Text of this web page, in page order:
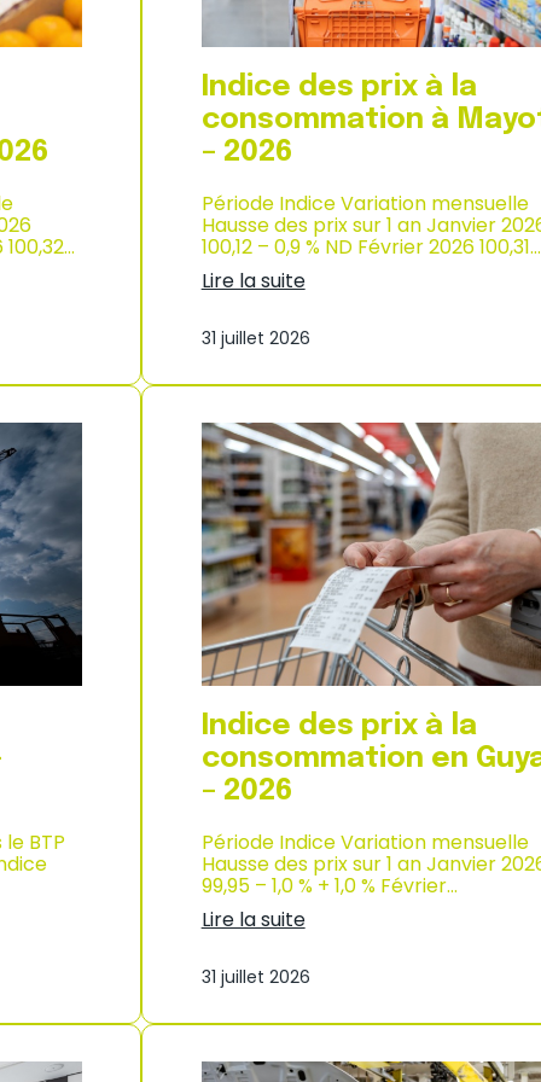
p
r
o
d
u
c
n
e
t
’
m
o
t
a
t
i
o
n
d
e
l
’
i
n
d
u
s
t
r
–
2
0
2
6
Indice des prix à la
consommation à
– 2026
Période Indice Variation mensuelle
Hausse des prix sur 1 an Janvier
100,12 – 0,9 % ND Février 2026 100,31…
Lire la suite
n
i
e
d
e
s
p
i
x
à
l
a
o
n
s
o
t
i
o
à
a
o
t
31 juillet 2026
BTP
Indice des prix à la
consommation en
– 2026
Période Indice Variation mensuelle
Hausse des prix sur 1 an Janvier
99,95 – 1,0 % + 1,0 % Février…
Lire la suite
n
i
e
31 juillet 2026